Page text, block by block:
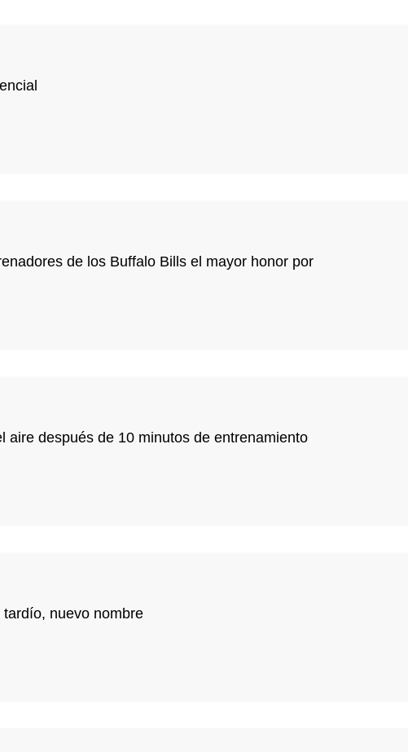
de los Buffalo Bills el mayor honor por
aire después de 10 minutos de entrenamiento
nuevo nombre